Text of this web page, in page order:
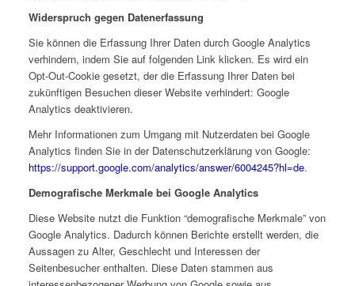
Widerspruch gegen Datenerfassung
Sie können die Erfassung Ihrer Daten durch Google Analytics
verhindern, indem Sie auf folgenden Link klicken. Es wird ein
Opt-Out-Cookie gesetzt, der die Erfassung Ihrer Daten bei
zukünftigen Besuchen dieser Website verhindert: Google
Analytics deaktivieren.
Mehr Informationen zum Umgang mit Nutzerdaten bei Google
Analytics finden Sie in der Datenschutzerklärung von Google:
https://support.google.com/analytics/answer/6004245?hl=de.
Demografische Merkmale bei Google Analytics
Diese Website nutzt die Funktion “demografische Merkmale” von
Google Analytics. Dadurch können Berichte erstellt werden, die
Aussagen zu Alter, Geschlecht und Interessen der
Seitenbesucher enthalten. Diese Daten stammen aus